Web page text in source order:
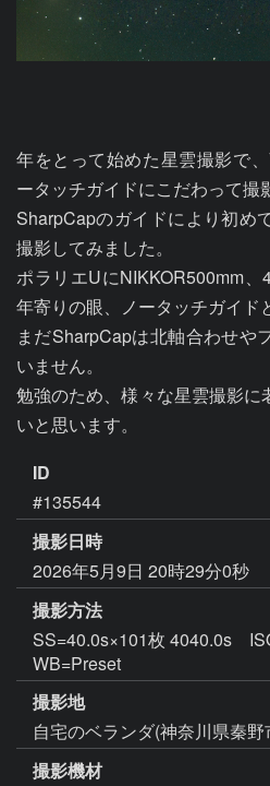
年をとって始めた星雲撮影で
ータッチガイドにこだわって撮
SharpCapのガイドにより初め
撮影してみました。
ポラリエUにNIKKOR500mm、
年寄りの眼、ノータッチガイド
まだSharpCapは北軸合わせや
いません。
勉強のため、様々な星雲撮影に
いと思います。
ID
#135544
撮影日時
2026年5月9日 20時29分0秒
撮影方法
SS=40.0s×101枚 4040.0s
WB=Preset
撮影地
自宅のベランダ(神奈川県秦野
撮影機材